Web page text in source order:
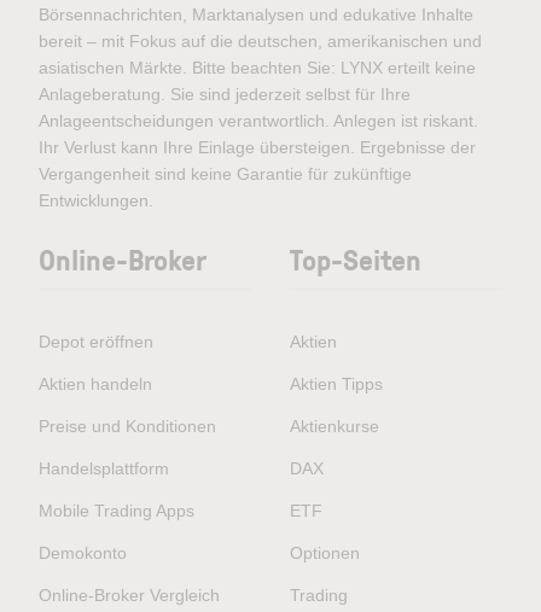
Börsennachrichten, Marktanalysen und edukative Inhalte
bereit – mit Fokus auf die deutschen, amerikanischen und
asiatischen Märkte. Bitte beachten Sie: LYNX erteilt keine
Anlageberatung. Sie sind jederzeit selbst für Ihre
Anlageentscheidungen verantwortlich. Anlegen ist riskant.
Ihr Verlust kann Ihre Einlage übersteigen. Ergebnisse der
Vergangenheit sind keine Garantie für zukünftige
Entwicklungen.
Online-Broker
Depot eröffnen
Aktien handeln
Preise und Konditionen
Handelsplattform
Mobile Trading Apps
Demokonto
Online-Broker Vergleich
Top-Seiten
Aktien
Aktien Tipps
Aktienkurse
DAX
ETF
Optionen
Trading